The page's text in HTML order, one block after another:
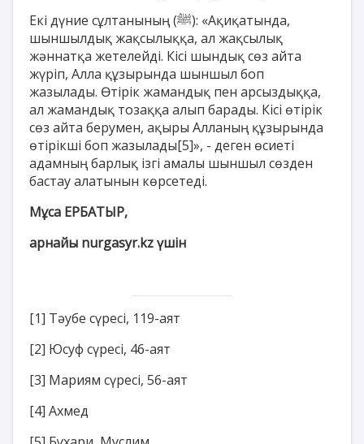
Екі дүние сұлтанының (ﷺ): «Ақиқатында,
шыншылдық жақсылыққа, ал жақсылық
жәннатқа жетелейді. Кісі шындық сөз айта
жүріп, Алла құзырында шыншыл боп
жазылады. Өтірік жамандық пен арсыздыққа,
ал жамандық тозаққа алып барады. Кісі өтірік
сөз айта берумен, ақыры Алланың құзырында
өтірікші боп жазылады[5]», - деген өсиеті
адамның барлық ізгі амалы шыншыл сөзден
бастау алатынын көрсетеді.
Мұса ЕРБАТЫР,
арнайы nurgasyr.kzүшін
[1] Тәубе сүресі, 119-аят
[2] Юсуф сүресі, 46-аят
[3] Мариям сүресі, 56-аят
[4] Ахмед